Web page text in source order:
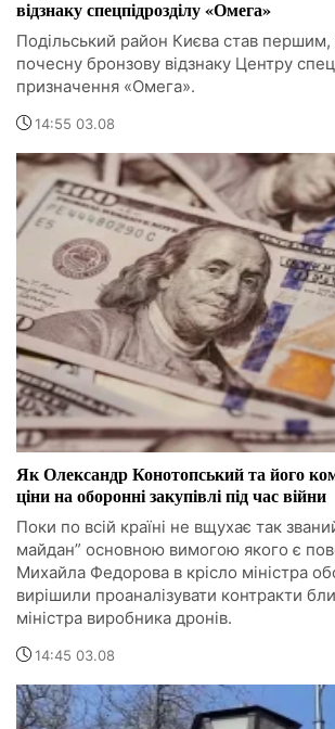
відзнаку спецпідрозділу «Омега»
Подільський район Києва став
почесну бронзову відзнаку Центру
призначення «Омега».
14:55 03.08
Як Олександр Конотопський та його
ціни на оборонні закупівлі під час війни
Поки по всій країні не вщухає так
майдан” основною вимогою якого є
Михайла Федорова в крісло міністра
вирішили проаналізувати контракти
міністра виробника дронів.
14:45 03.08